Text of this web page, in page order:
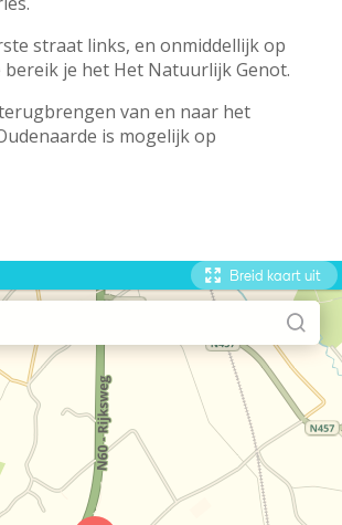
straat links, en onmiddellijk op
bereik je het Het Natuurlijk Genot.
van en naar het
is mogelijk op